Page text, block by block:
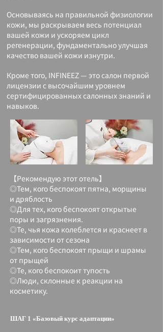
Основываясь на правильной физиологии
кожи, мы раскрываем весь потенциал
вашей кожи и ускоряем цикл
регенерации, фундаментально улучшая
качество вашей кожи изнутри.
Кроме того, INFINEEZ — это салон первой
лицензии с высочайшим уровнем
сертифицированных салонных знаний и
навыков.
【Рекомендую этот отель】
◎Тем, кого беспокоят пятна, морщины
и дряблость
◎Для тех, кого беспокоят открытые
поры и загрязнения.
◎Те, чья кожа колеблется и краснеет в
зависимости от сезона
◎Тем, кого беспокоят прыщи и шрамы
от прыщей
◎Те, кого беспокоит тупость
◎Люди, склонные к реакции на
косметику.
ШАГ 1 «Базовый курс адаптации»